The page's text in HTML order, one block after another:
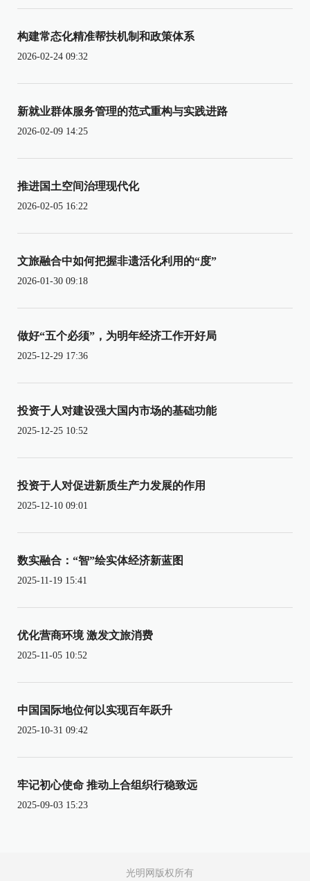
构建常态化精准帮扶机制和政策体系
2026-02-24 09:32
新就业群体服务管理的范式重构与实践进路
2026-02-09 14:25
推进国土空间治理现代化
2026-02-05 16:22
文旅融合中如何把握非遗活化利用的“度”
2026-01-30 09:18
做好“五个必须”，为明年经济工作开好局
2025-12-29 17:36
投资于人对建设强大国内市场的基础功能
2025-12-25 10:52
投资于人对促进新质生产力发展的作用
2025-12-10 09:01
数实融合：“智”绘实体经济新蓝图
2025-11-19 15:41
优化营商环境 激发文旅消费
2025-11-05 10:52
中国国际地位何以实现百年跃升
2025-10-31 09:42
牢记初心使命 推动上合组织行稳致远
2025-09-03 15:23
光明网版权所有